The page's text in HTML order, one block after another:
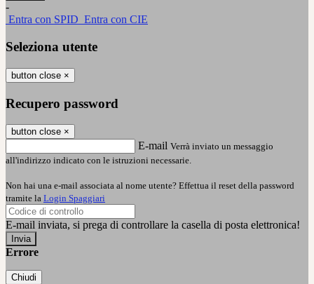
-
Entra con SPID Entra con CIE
Seleziona utente
button close ×
Recupero password
button close ×
E-mail Verrà inviato un messaggio
all'indirizzo indicato con le istruzioni necessarie.
Non hai una e-mail associata al nome utente? Effettua il reset della password
tramite la Login Spaggiari
E-mail inviata, si prega di controllare la casella di posta elettronica!
Errore
Chiudi